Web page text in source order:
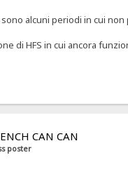
sono alcuni periodi in cui
di HFS in cui ancora
CAN CAN
poster